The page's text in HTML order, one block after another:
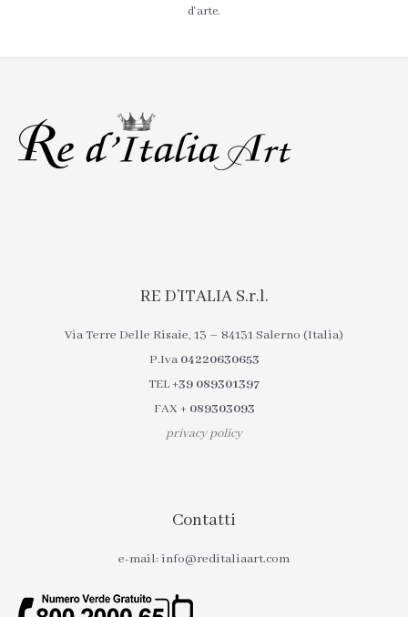
d'arte.
RE D’ITALIA S.r.l.
Via Terre Delle Risaie, 13 – 84131 Salerno (Italia)
P.Iva 04220630653
TEL+39 089301397
FAX+ 089303093
privacy policy
Contatti
e-mail: info@reditaliaart.com